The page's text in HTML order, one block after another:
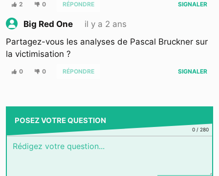
2 0 RÉPONDRE SIGNALER
Big Red One
il y a 2 ans
Partagez-vous les analyses de Pascal Bruckner sur
la victimisation ?
0 0 RÉPONDRE SIGNALER
POSEZ VOTRE QUESTION
0/ 280